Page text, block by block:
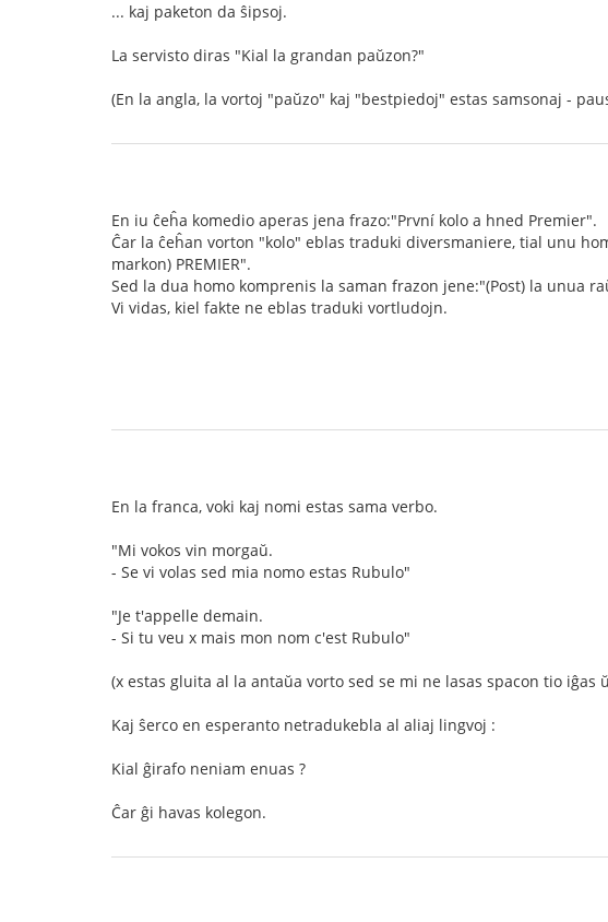
... kaj paketon da ŝipsoj.
La servisto diras "Kial la grandan paŭzon?"
(En la angla, la vortoj "paŭzo" kaj "bestpiedoj" estas samsonaj -
En iu ĉeĥa komedio aperas jena frazo:"První kolo a hned Premier".
Ĉar la ĉeĥan vorton "kolo" eblas traduki diversmaniere, tial unu
markon) PREMIER".
Sed la dua homo komprenis la saman frazon jene:"(Post) la unua
Vi vidas, kiel fakte ne eblas traduki vortludojn.
En la franca, voki kaj nomi estas sama verbo.
"Mi vokos vin morgaŭ.
- Se vi volas sed mia nomo estas Rubulo"
"Je t'appelle demain.
- Si tu veu x mais mon nom c'est Rubulo"
(x estas gluita al la antaŭa vorto sed se mi ne lasas spacon tio iĝas
Kaj ŝerco en esperanto netradukebla al aliaj lingvoj :
Kial ĝirafo neniam enuas ?
Ĉar ĝi havas kolegon.